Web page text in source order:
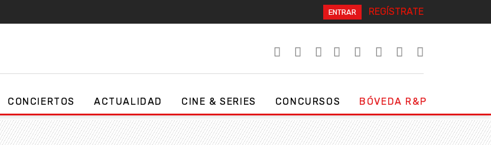
ENTRAR REGÍSTRATE
CONCIERTOS ACTUALIDAD CINE & SERIES CONCURSOS BÓVEDA R&P